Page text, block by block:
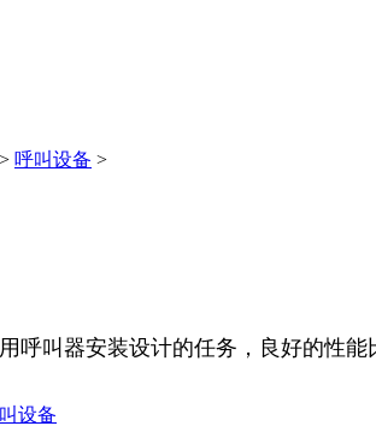
> 呼叫设备 >
呼叫器安装设计的任务，良好的性
设备